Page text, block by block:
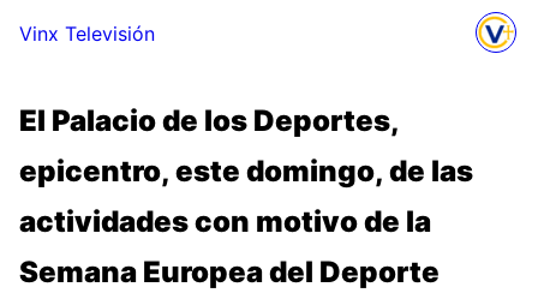
Vinx Televisión
El Palacio de los Deportes,
epicentro, este domingo, de las
actividades con motivo de la
Semana Europea del Deporte